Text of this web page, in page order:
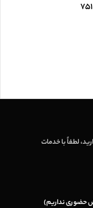
لطفاً با خدمات